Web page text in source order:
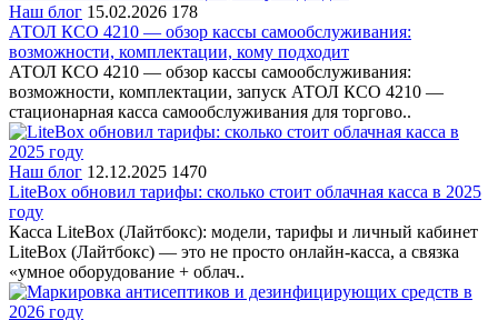
Наш блог 15.02.2026 178
АТОЛ КСО 4210 — обзор кассы самообслуживания:
возможности, комплектации, кому подходит
АТОЛ КСО 4210 — обзор кассы самообслуживания:
возможности, комплектации, запуск АТОЛ КСО 4210 —
стационарная касса самообслуживания для торгово..
Наш блог 12.12.2025 1470
LiteBox обновил тарифы: сколько стоит облачная касса в 2025
году
Касса LiteBox (Лайтбокс): модели, тарифы и личный кабинет
LiteBox (Лайтбокс) — это не просто онлайн-касса, а связка
«умное оборудование + облач..